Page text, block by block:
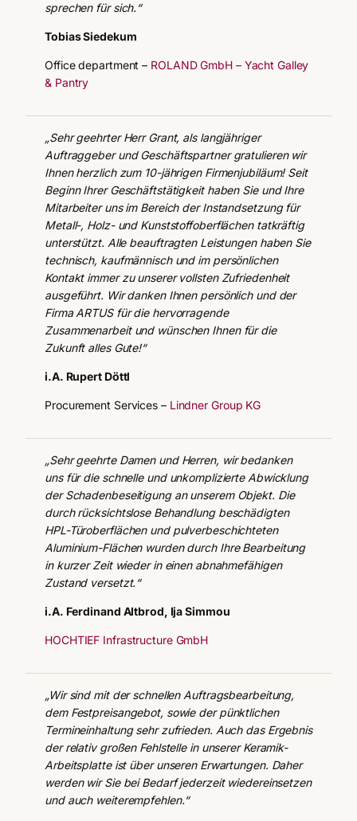
sprechen für sich.“
Tobias Siedekum
Office department – ROLAND GmbH – Yacht Galley
& Pantry
„Sehr geehrter Herr Grant, als langjähriger
Auftraggeber und Geschäftspartner gratulieren wir
Ihnen herzlich zum 10-jährigen Firmenjubiläum! Seit
Beginn Ihrer Geschäftstätigkeit haben Sie und Ihre
Mitarbeiter uns im Bereich der Instandsetzung für
Metall-, Holz- und Kunststoffoberflächen tatkräftig
unterstützt. Alle beauftragten Leistungen haben Sie
technisch, kaufmännisch und im persönlichen
Kontakt immer zu unserer vollsten Zufriedenheit
ausgeführt. Wir danken Ihnen persönlich und der
Firma ARTUS für die hervorragende
Zusammenarbeit und wünschen Ihnen für die
Zukunft alles Gute!“
i.A. Rupert Döttl
Procurement Services – Lindner Group KG
„Sehr geehrte Damen und Herren, wir bedanken
uns für die schnelle und unkomplizierte Abwicklung
der Schadenbeseitigung an unserem Objekt. Die
durch rücksichtslose Behandlung beschädigten
HPL-Türoberflächen und pulverbeschichteten
Aluminium-Flächen wurden durch Ihre Bearbeitung
in kurzer Zeit wieder in einen abnahmefähigen
Zustand versetzt.“
i.A. Ferdinand Altbrod, Ija Simmou
HOCHTIEF Infrastructure GmbH
„Wir sind mit der schnellen Auftragsbearbeitung,
dem Festpreisangebot, sowie der pünktlichen
Termineinhaltung sehr zufrieden. Auch das Ergebnis
der relativ großen Fehlstelle in unserer Keramik-
Arbeitsplatte ist über unseren Erwartungen. Daher
werden wir Sie bei Bedarf jederzeit wiedereinsetzen
und auch weiterempfehlen.“